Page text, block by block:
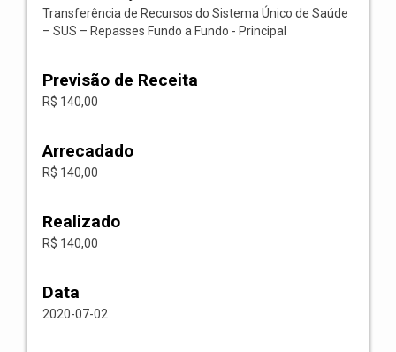
Transferência de Recursos do Sistema Único de Saúde
– SUS – Repasses Fundo a Fundo - Principal
Previsão de Receita
R$ 140,00
Arrecadado
R$ 140,00
Realizado
R$ 140,00
Data
2020-07-02